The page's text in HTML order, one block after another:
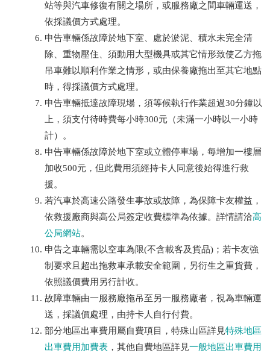
站等與汽車修復有關之場所，或服務廠之間車輛運送，
依採議價方式處理。
申告車輛係故障於地下室、處於淤泥、積水未完全清
除、重物壓住、須動用大型機具或其它情形致使乙方拖
吊車難以順利作業之情形，或由保養廠拖出至其它地點
時，得採議價方式處理。
申告車輛抵達故障現場，須等候執行作業超過30分鐘以
上，須支付待時費每小時300元（未滿一小時以一小時
計）。
申告車輛係故障於地下室或立體停車場，每增加一樓層
加收500元，但此費用須經持卡人同意後始得進行救
援。
若汽車於高速公路發生事故或故障，為保障卡友權益，
依救援廠商與高公局簽定收費標準為依據。詳情請洽高
公局網站。
申告之車輛需以空車為限(不含載客及貨品)；若卡友強
制要求且超出拖救車承載安全範圍，另衍生之重貨費，
依照議價費用另行計收。
故障車輛由一服務廠拖吊至另一服務廠者，視為車輛運
送，採議價處理，由持卡人自行付費。
部分地區出車費用屬自費項目，特殊山區詳見特殊地區
出車費用加費表 ，其他自費地區詳見一般地區出車費用